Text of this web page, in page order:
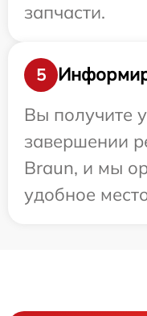
запчасти.
5
Вы получите
завершении
Braun, и мы
удобное